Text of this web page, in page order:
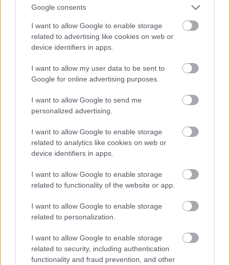
Google consents
I want to allow Google to enable storage
related to advertising like cookies on web or
device identifiers in apps.
I want to allow my user data to be sent to
Google for online advertising purposes.
I want to allow Google to send me
personalized advertising.
I want to allow Google to enable storage
related to analytics like cookies on web or
device identifiers in apps.
I want to allow Google to enable storage
related to functionality of the website or app.
I want to allow Google to enable storage
related to personalization.
I want to allow Google to enable storage
related to security, including authentication
functionality and fraud prevention, and other
Forrás:Kid O Toys
Címkék:design játék gyerek tanulás iskola csecsebecse